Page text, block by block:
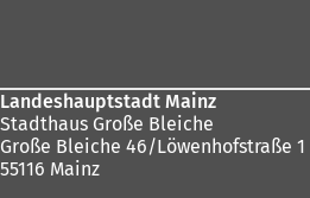
Landeshauptstadt Mainz
Stadthaus Große Bleiche
Große Bleiche 46/Löwenhofstraße 1
55116 Mainz